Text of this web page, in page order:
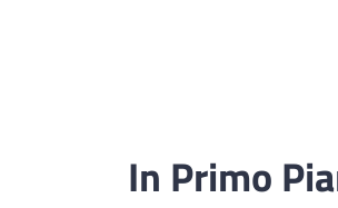
In Primo